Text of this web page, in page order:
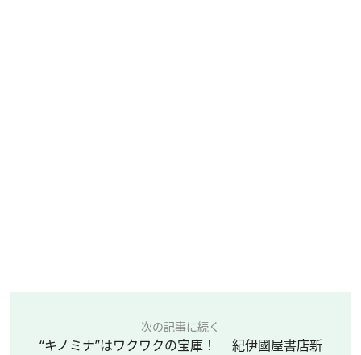
次の記事に続く
“キノミナ”はワクワクの宝庫！ 紀伊國屋書店新